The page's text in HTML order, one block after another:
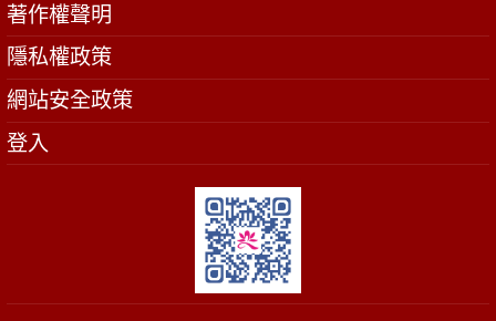
著作權聲明
隱私權政策
網站安全政策
登入